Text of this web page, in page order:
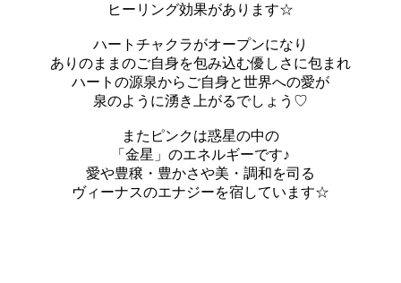
ヒーリング効果があります☆
ハートチャクラがオープンになり
ありのままのご自身を包み込む優しさに包まれ
ハートの源泉からご自身と世界への愛が
泉のように湧き上がるでしょう♡
またピンクは惑星の中の
「金星」のエネルギーです♪
愛や豊穣・豊かさや美・調和を司る
ヴィーナスのエナジーを宿しています☆